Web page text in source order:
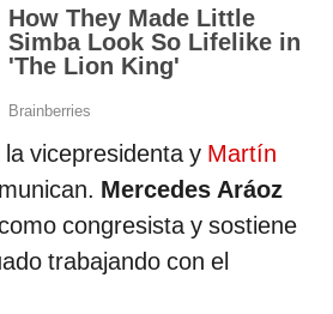
vicepresidenta y Martín
Mercedes Aráoz
congresista y sostiene
trabajando con el